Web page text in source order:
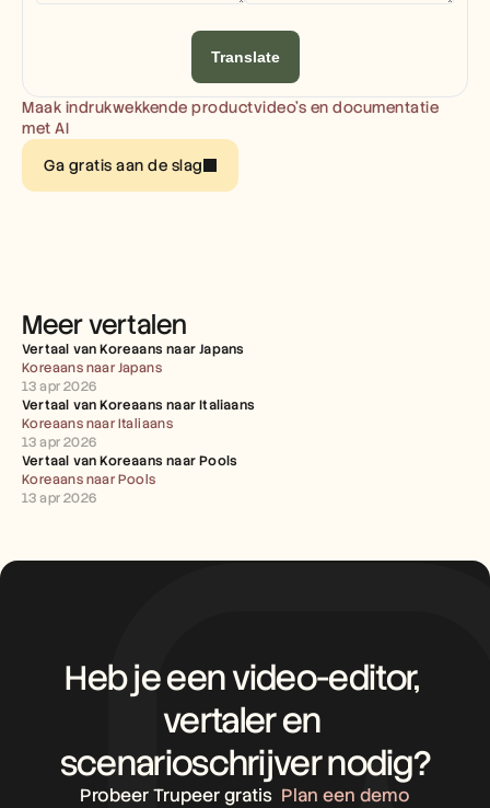
Maak indrukwekkende productvideo’s en documentatie
met AI
Ga gratis aan de slag
Translate
Meer vertalen
Vertaal van Koreaans naar Japans
Koreaans naar Japans
13 apr 2026
Vertaal van Koreaans naar Italiaans
Koreaans naar Italiaans
13 apr 2026
Vertaal van Koreaans naar Pools
Koreaans naar Pools
13 apr 2026
Heb je een video-editor,
vertaler en
scenarioschrijver nodig?
Probeer Trupeer gratis Plan een demo
Prijzen
Carrières